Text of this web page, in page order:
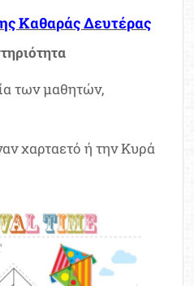
Καθαράς Δευτέρας
των μαθητών,
χαρταετό ή την Κυρά